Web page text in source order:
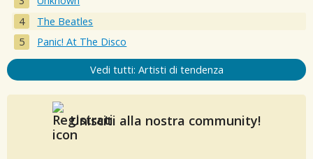
The Beatles
Panic! At The Disco
Vedi tutti: Artisti di tendenza
Unisciti alla nostra community!